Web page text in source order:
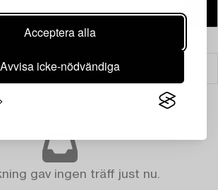
Acceptera alla
Avvisa icke-nödvändiga
Filter
gav ingen träff just nu.